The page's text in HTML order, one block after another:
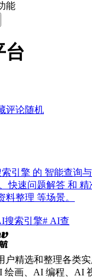
能
台
评论随机
引擎 的 智能查询
快速问题解答 和
整理 等场景。
搜索引擎# AI查
户精选和整理各类
绘画、AI 编程、AI